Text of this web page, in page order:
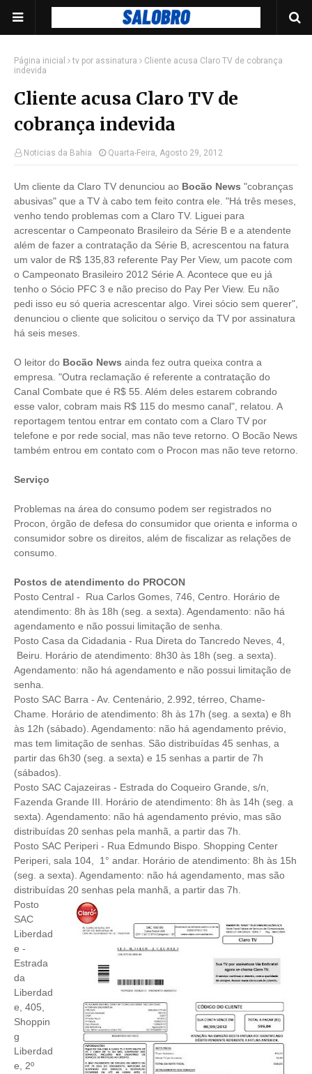
Página inicial tv por assinatura
Cliente acusa Claro TV de cobrança
indevida
Cliente acusa Claro TV de
cobrança indevida
Noticias da Bahia Quarta-Feira, Agosto 29, 2012
Um cliente da Claro TV denunciou ao Bocão News "cobranças
abusivas" que a TV à cabo tem feito contra ele. "Há três meses,
venho tendo problemas com a Claro TV. Liguei para
acrescentar o Campeonato Brasileiro da Série B e a atendente
além de fazer a contratação da Série B, acrescentou na fatura
um valor de R$ 135,83 referente Pay Per View, um pacote com
o Campeonato Brasileiro 2012 Série A. Acontece que eu já
tenho o Sócio PFC 3 e não preciso do Pay Per View. Eu não
pedi isso eu só queria acrescentar algo. Virei sócio sem querer",
denunciou o cliente que solicitou o serviço da TV por assinatura
há seis meses.
O leitor do Bocão News ainda fez outra queixa contra a
empresa. "Outra reclamação é referente a contratação do
Canal Combate que é R$ 55. Além deles estarem cobrando
esse valor, cobram mais R$ 115 do mesmo canal", relatou. A
reportagem tentou entrar em contato com a Claro TV por
telefone e por rede social, mas não teve retorno. O Bocão News
também entrou em contato com o Procon mas não teve retorno.
Serviço
Problemas na área do consumo podem ser registrados no
Procon, órgão de defesa do consumidor que orienta e informa o
consumidor sobre os direitos, além de fiscalizar as relações de
consumo.
Postos de atendimento do PROCON
Posto Central - Rua Carlos Gomes, 746, Centro. Horário de
atendimento: 8h às 18h (seg. a sexta). Agendamento: não há
agendamento e não possui limitação de senha.
Posto Casa da Cidadania - Rua Direta do Tancredo Neves, 4,
Beiru. Horário de atendimento: 8h30 às 18h (seg. a sexta).
Agendamento: não há agendamento e não possui limitação de
senha.
Posto SAC Barra - Av. Centenário, 2.992, térreo, Chame-
Chame. Horário de atendimento: 8h às 17h (seg. a sexta) e 8h
às 12h (sábado). Agendamento: não há agendamento prévio,
mas tem limitação de senhas. São distribuídas 45 senhas, a
partir das 6h30 (seg. a sexta) e 15 senhas a partir de 7h
(sábados).
Posto SAC Cajazeiras - Estrada do Coqueiro Grande, s/n,
Fazenda Grande III. Horário de atendimento: 8h às 14h (seg. a
sexta). Agendamento: não há agendamento prévio, mas são
distribuídas 20 senhas pela manhã, a partir das 7h.
Posto SAC Periperi - Rua Edmundo Bispo. Shopping Center
Periperi, sala 104, 1° andar. Horário de atendimento: 8h às 15h
(seg. a sexta). Agendamento: não há agendamento, mas são
distribuídas 20 senhas pela manhã, a partir das 7h.
Posto
SAC
Liberdad
e -
Estrada
da
Liberdad
e, 405,
Shoppin
g
Liberdad
e, 2º